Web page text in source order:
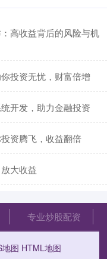
高收益背后的风险与机
投资无忧，财富倍增
开发，助力金融投资
资腾飞，收益翻倍
大收益
专业炒股配资
地图 HTML地图